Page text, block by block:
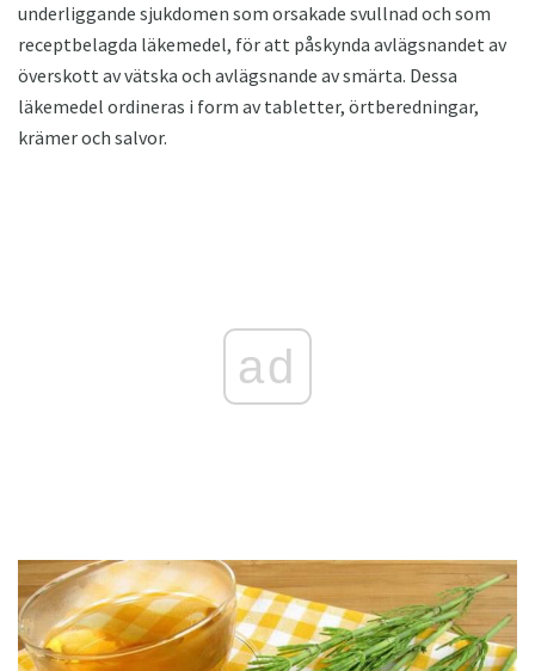
underliggande sjukdomen som orsakade svullnad och som
receptbelagda läkemedel, för att påskynda avlägsnandet av
överskott av vätska och avlägsnande av smärta. Dessa
läkemedel ordineras i form av tabletter, örtberedningar,
krämer och salvor.
ad